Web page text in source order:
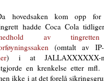
hovedsaken kom opp for
hadde Coca Cola
av
(omtalt av IP-
) i at JALLAXXXXXX-
en krenkelse etter mfl.
ikke i at det forelå